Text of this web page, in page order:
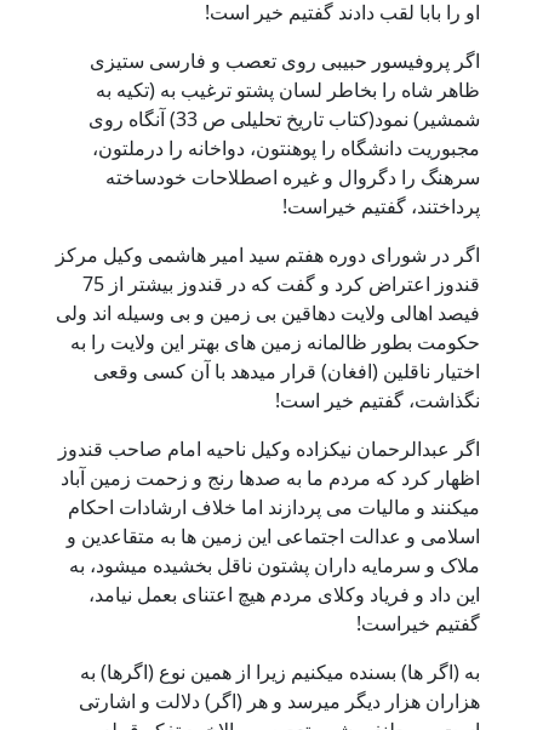
او را بابا لقب دادند گفتیم خیر است!
اگر پروفیسور حبیبی روی تعصب و فارسی ستیزی
ظاهر شاه را بخاطر لسان پشتو ترغیب به (تکیه به
شمشیر) نمود(کتاب تاریخ تحلیلی ص 33) آنگاه روی
مجبوریت دانشگاه را پوهنتون، دواخانه را درملتون،
سرهنگ را دگروال و غیره اصطلاحات خودساخته
پرداختند، گفتیم خیراست!
اگر در شورای دوره هفتم سید امیر هاشمی وکیل مرکز
قندوز اعتراض کرد و گفت که در قندوز بیشتر از 75
فیصد اهالی ولایت دهاقین بی زمین و بی وسیله اند ولی
حکومت بطور ظالمانه زمین های بهتر این ولایت را به
اختیار ناقلین (افغان) قرار میدهد با آن کسی وقعی
نگذاشت، گفتیم خیر است!
اگر عبدالرحمان نیکزاده وکیل ناحیه امام صاحب قندوز
اظهار کرد که مردم ما به صدها رنج و زحمت زمین آباد
میکنند و مالیات می پردازند اما خلاف ارشادات احکام
اسلامی و عدالت اجتماعی این زمین ها به متقاعدین و
ملاک و سرمایه داران پشتون ناقل بخشیده میشود، به
این داد و فریاد وکلای مردم هیچ اعتنای بعمل نیامد،
گفتیم خیراست!
به (اگر ها) بسنده میکنیم زیرا از همین نوع (اگرها) به
هزاران هزار دیگر میرسد و هر (اگر) دلالت و اشارتی